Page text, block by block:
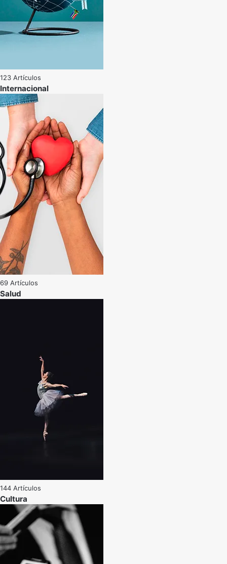
123 Artículos
Internacional
69 Artículos
Salud
144 Artículos
Cultura